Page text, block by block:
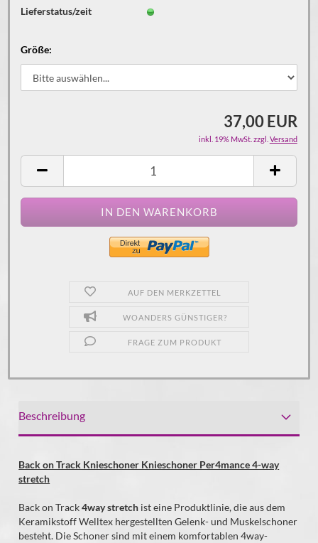
Lieferstatus/zeit
Größe:
37,00 EUR
inkl. 19% MwSt. zzgl. Versand
AUF DEN MERKZETTEL
WOANDERS GÜNSTIGER?
FRAGE ZUM PRODUKT
Beschreibung
Back on Track Knieschoner Knieschoner Per4mance 4-way
stretch
Back on Track4way stretch ist eine Produktlinie, die aus dem
Keramikstoff Welltex hergestellten Gelenk- und Muskelschoner
besteht. Die Schoner sind mit einem komfortablen 4way-